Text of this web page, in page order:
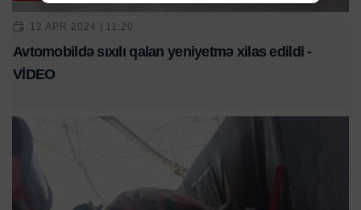
12 APR 2024 | 11:20
Avtomobildə sıxılı qalan yeniyetmə xilas edildi -
VİDEO